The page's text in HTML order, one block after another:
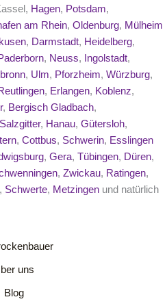
Hagen, Potsdam,
am Rhein, Oldenburg, Mülheim
, Darmstadt, Heidelberg,
, Neuss, Ingolstadt,
, Ulm, Pforzheim, Würzburg,
, Erlangen, Koblenz,
, Bergisch Gladbach,
Salzgitter, Hanau, Gütersloh,
, Cottbus, Schwerin, Esslingen
, Gera, Tübingen, Düren,
, Zwickau, Ratingen,
, Schwerte, Metzingen und natürlich
uns
Blog